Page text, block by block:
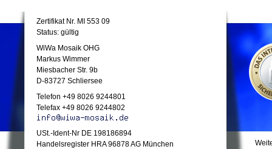
Zertifikat Nr. MI 553 09
Status: gültig
WiWa Mosaik OHG
Markus Wimmer
Miesbacher Str. 9b
D-83727 Schliersee
Telefon +49 8026 9244801
Telefax +49 8026 9244802
USt.-Ident-Nr DE 198186894
Handelsregister HRA 96878 AG München